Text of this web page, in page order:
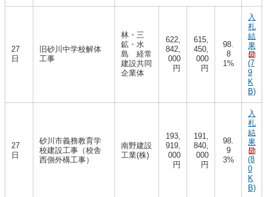
27
日
旧砂川中学校解体
工事
林・三
鉱・水
島 経常
建設共同
企業体
622,
842,
000
円
615,
450,
000
円
98.
8
1%
入
札
結
果
(7
9
K
B)
27
日
砂川市義務教育学
校建設工事（校舎
西側外構工事）
南野建設
工業(株)
193,
919,
000
円
191,
840,
000
円
98.
9
3%
入
札
結
果
(8
0
K
B)